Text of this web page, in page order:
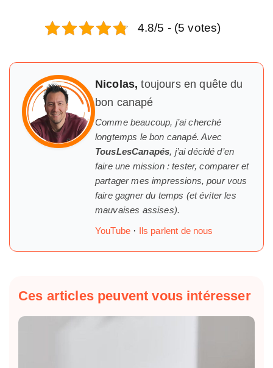
4.8/5 - (5 votes)
Nicolas,toujours en quête du
bon canapé
Comme beaucoup, j’ai cherché
longtemps lebon canapé. Avec
TousLesCanapés, j’ai décidé d’en
faire une mission : tester, comparer et
partager mes impressions, pour vous
faire gagner du temps (et éviter les
mauvaises assises).
YouTube · Ils parlent de nous
Ces articles peuvent vous intéresser